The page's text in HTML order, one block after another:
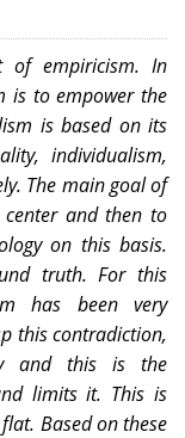
of empiricism. In
is to empower the
is based on its
individualism,
The main goal of
and then to
on this basis.
truth. For this
has been very
this contradiction,
and this is the
limits it. This is
Based on these